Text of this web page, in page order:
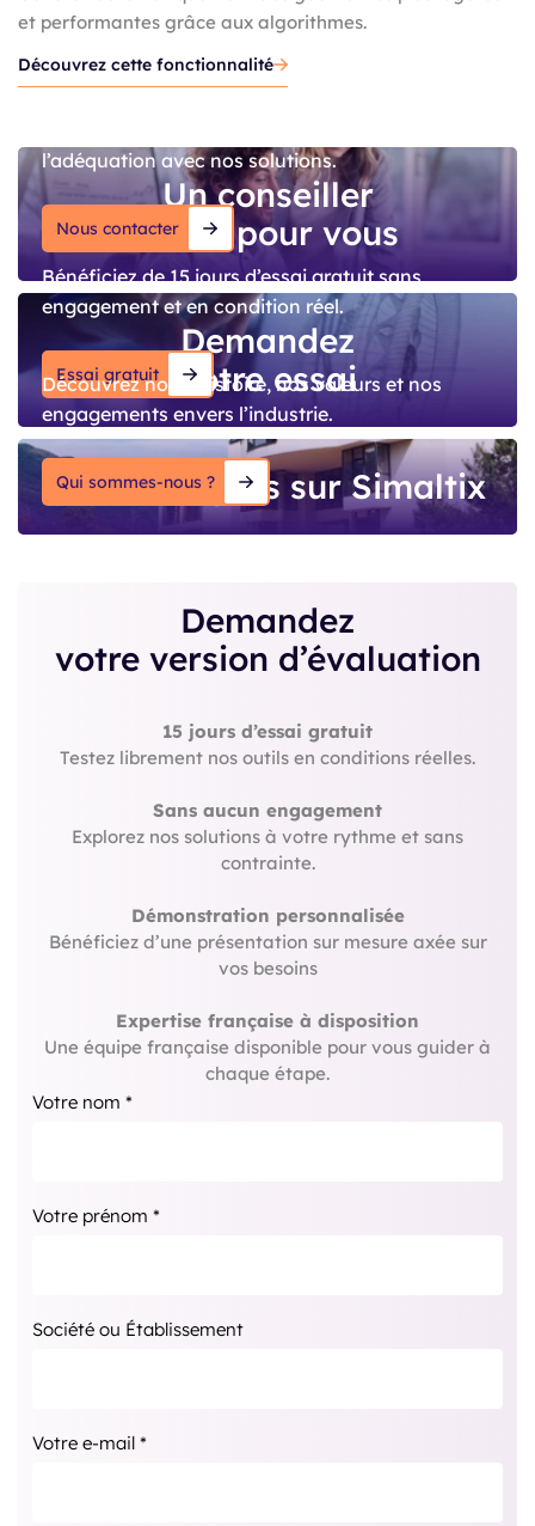
et performantes grâce aux algorithmes.
Découvrez cette fonctionnalité
Un conseiller
dédié pour vous
l’adéquation avec nos solutions.
Nous contacter
Demandez
votre essai
Bénéficiez de 15 jours d’essai gratuit sans
engagement et en condition réel.
Essai gratuit
En savoir plus sur Simaltix
Découvrez notre histoire, nos valeurs et nos
engagements envers l’industrie.
Qui sommes-nous ?
Demandez
votre version d’évaluation
15 jours d’essai gratuit
Testez librement nos outils en conditions réelles.
Sans aucun engagement
Explorez nos solutions à votre rythme et sans
contrainte.
Démonstration personnalisée
Bénéficiez d’une présentation sur mesure axée sur
vos besoins
Expertise française à disposition
Une équipe française disponible pour vous guider à
chaque étape.
Votre nom *
Votre prénom *
Société ou Établissement
Votre e-mail *